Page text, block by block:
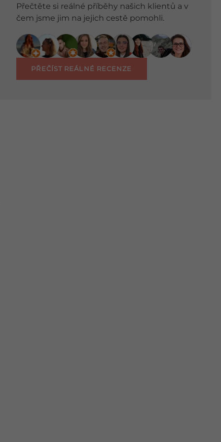
Přečtěte si reálné příběhy našich klientů a v
čem jsme jim na jejich cestě pomohli.
PŘEČÍST REÁLNÉ RECENZE